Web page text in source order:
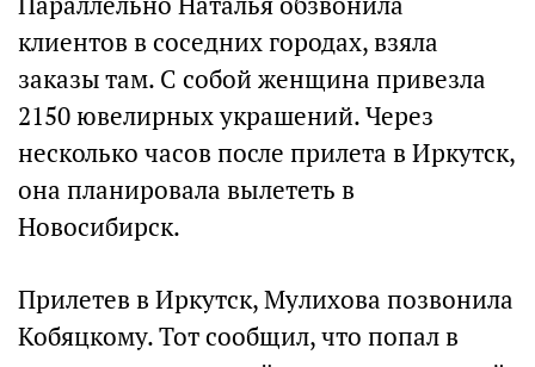
клиентов в соседних городах, взяла
заказы там. С собой женщина привезла
2150 ювелирных украшений. Через
несколько часов после прилета в Иркутск,
она планировала вылететь в
Новосибирск.
Прилетев в Иркутск, Мулихова позвонила
Кобяцкому. Тот сообщил, что попал в